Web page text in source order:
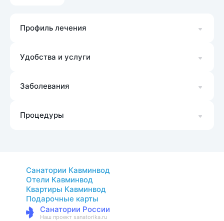
Профиль лечения
Удобства и услуги
Заболевания
Процедуры
Санатории Кавминвод
Отели Кавминвод
Квартиры Кавминвод
Подарочные карты
Санатории России
Наш проект sanatorika.ru